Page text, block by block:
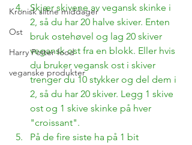
Kronisk slitne middager
Ost
Harry Potter food
veganske produkter
Skjær skivene av vegansk skinke i
2, så du har 20 halve skiver. Enten
bruk ostehøvel og lag 20 skiver
vegansk ost fra en blokk. Eller hvis
du bruker vegansk ost i skiver
trenger du 10 stykker og del dem i
2, så du har 20 skiver. Legg 1 skive
ost og 1 skive skinke på hver
"croissant".
På de fire siste ha på 1 bit